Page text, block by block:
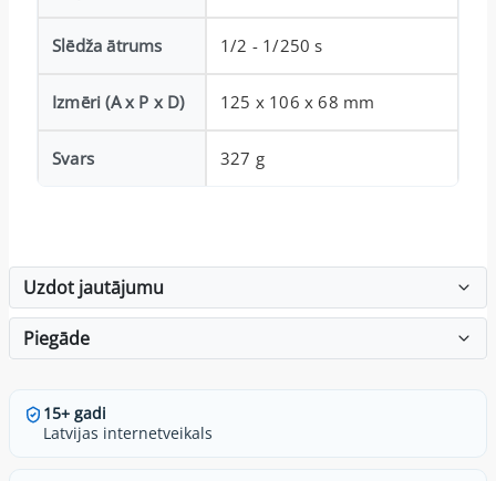
Slēdža ātrums 1/2 - 1/250 s
Izmēri (A x P x D) 125 x 106 x 68 mm
Svars 327 g
Uzdot jautājumu
Piegāde
15+ gadi
Latvijas internetveikals